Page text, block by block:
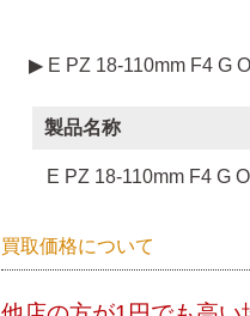
▶ E PZ 18-110mm F4 G
製品名称
E PZ 18-110mm F4 G
買取価格について